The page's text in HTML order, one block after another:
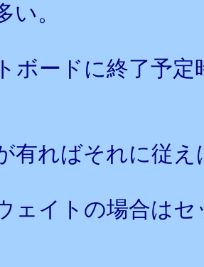
い。
ボードに終了予
有ればそれに従
ェイトの場合は